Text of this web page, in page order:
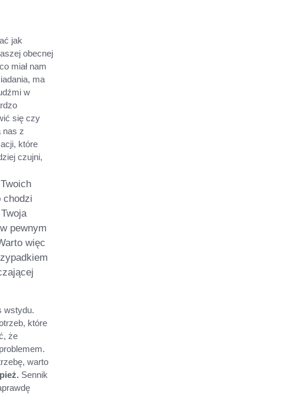
jak
obecnej
miał nam
ma
w
się czy
nas z
które
czujni,
chodzi
pewnym
więc
wstydu.
które
że
warto
Sennik